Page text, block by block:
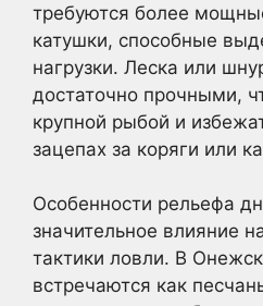
требуются более
катушки, способные
нагрузки. Леска или
достаточно прочными,
крупной рыбой и
зацепах за коряги или
Особенности рельефа
значительное влияние
тактики ловли. В
встречаются как